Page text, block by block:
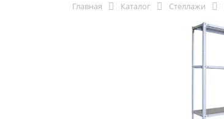
Главная Каталог Стеллажи